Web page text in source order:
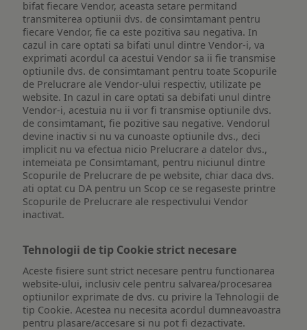
bifat fiecare Vendor, aceasta setare permitand
transmiterea optiunii dvs. de consimtamant pentru
fiecare Vendor, fie ca este pozitiva sau negativa. In
cazul in care optati sa bifati unul dintre Vendor-i, va
exprimati acordul ca acestui Vendor sa ii fie transmise
optiunile dvs. de consimtamant pentru toate Scopurile
de Prelucrare ale Vendor-ului respectiv, utilizate pe
website. In cazul in care optati sa debifati unul dintre
Vendor-i, acestuia nu ii vor fi transmise optiunile dvs.
de consimtamant, fie pozitive sau negative. Vendorul
devine inactiv si nu va cunoaste optiunile dvs., deci
implicit nu va efectua nicio Prelucrare a datelor dvs.,
intemeiata pe Consimtamant, pentru niciunul dintre
Scopurile de Prelucrare de pe website, chiar daca dvs.
ati optat cu DA pentru un Scop ce se regaseste printre
Scopurile de Prelucrare ale respectivului Vendor
inactivat.
Tehnologii de tip Cookie strict necesare
Aceste fisiere sunt strict necesare pentru functionarea
website-ului, inclusiv cele pentru salvarea/procesarea
optiunilor exprimate de dvs. cu privire la Tehnologii de
tip Cookie. Acestea nu necesita acordul dumneavoastra
pentru plasare/accesare si nu pot fi dezactivate.